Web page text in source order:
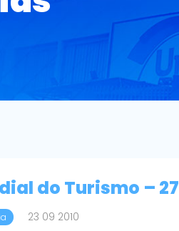
do Turismo –
23 09 2010